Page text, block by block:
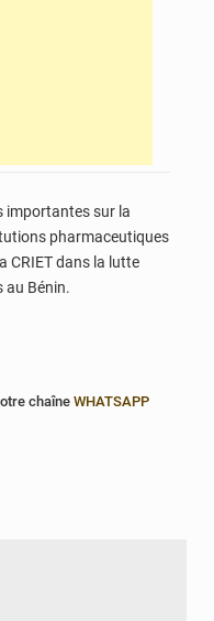
importantes sur la
pharmaceutiques
CRIET dans la lutte
au Bénin.
chaîne WHATSAPP